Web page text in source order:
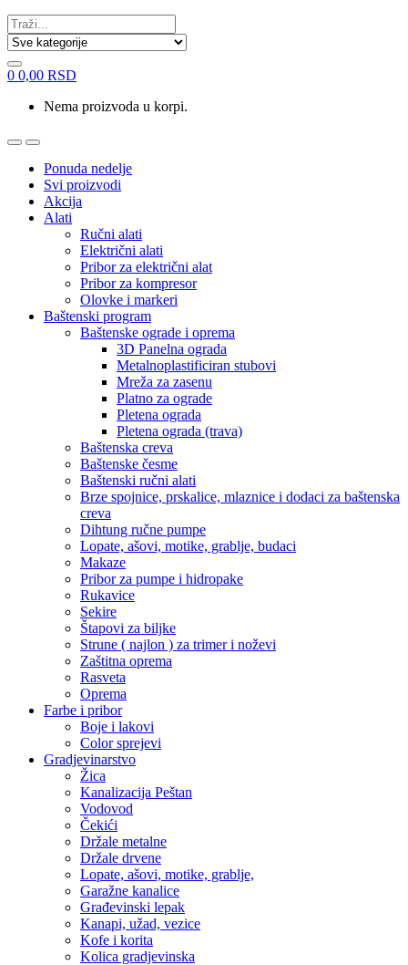
Search
for:
0 0,00 RSD
Nema proizvoda u korpi.
Ponuda nedelje
Svi proizvodi
Akcija
Alati
Ručni alati
Električni alati
Pribor za električni alat
Pribor za kompresor
Olovke i markeri
Baštenski program
Baštenske ograde i oprema
3D Panelna ograda
Metalnoplastificiran stubovi
Mreža za zasenu
Platno za ograde
Pletena ograda
Pletena ograda (trava)
Baštenska creva
Baštenske česme
Baštenski ručni alati
Brze spojnice, prskalice, mlaznice i dodaci za baštenska
creva
Dihtung ručne pumpe
Lopate, ašovi, motike, grablje, budaci
Makaze
Pribor za pumpe i hidropake
Rukavice
Sekire
Štapovi za biljke
Strune ( najlon ) za trimer i noževi
Zaštitna oprema
Rasveta
Oprema
Farbe i pribor
Boje i lakovi
Color sprejevi
Gradjevinarstvo
Žica
Kanalizacija Peštan
Vodovod
Čekići
Držale metalne
Držale drvene
Lopate, ašovi, motike, grablje,
Garažne kanalice
Građevinski lepak
Kanapi, užad, vezice
Kofe i korita
Kolica gradjevinska